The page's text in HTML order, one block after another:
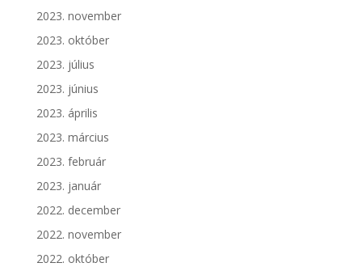
2023. november
2023. október
2023. július
2023. június
2023. április
2023. március
2023. február
2023. január
2022. december
2022. november
2022. október